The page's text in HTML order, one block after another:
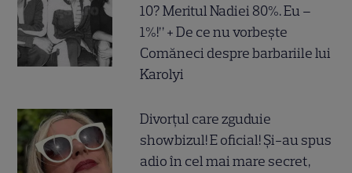
10? Meritul Nadiei 80%. Eu –
1%!” + De ce nu vorbește
Comăneci despre barbariile lui
Karolyi
Divorțul care zguduie
showbizul! E oficial! Și-au spus
adio în cel mai mare secret,